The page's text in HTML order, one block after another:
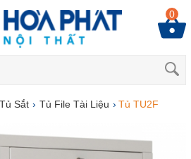
0
Tủ Sắt › Tủ File Tài Liệu › Tủ TU2F